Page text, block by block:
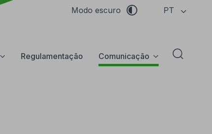
Modo escuro PT
Regulamentação Comunicação Abrir